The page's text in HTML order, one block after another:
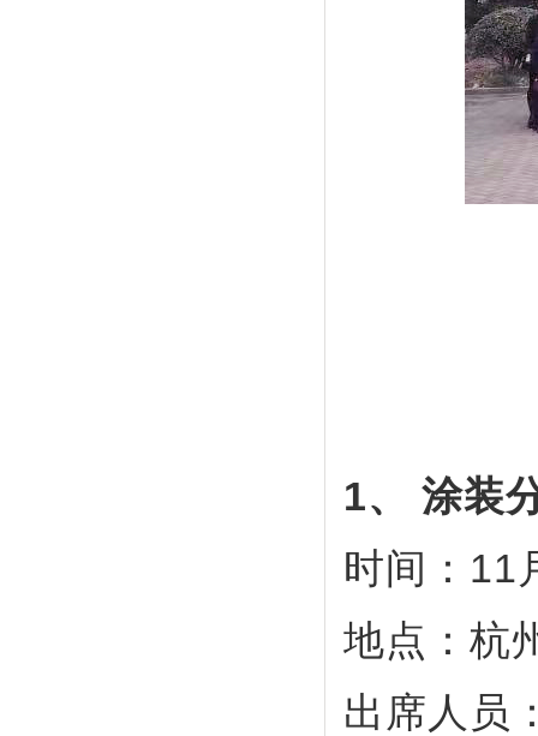
1、 涂装
时间：
地点：杭
出席人员